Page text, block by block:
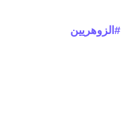
#الزوهريين